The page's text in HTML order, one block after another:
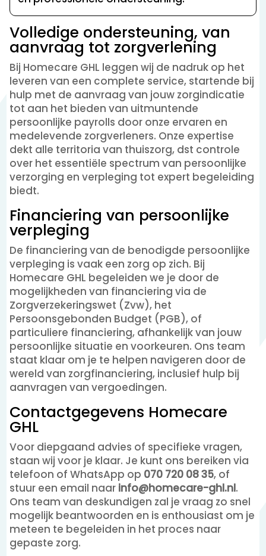
Volledige ondersteuning, van
aanvraag tot zorgverlening
Bij Homecare GHL leggen wij de nadruk op het
leveren van een complete service, startende bij
hulp met de aanvraag van jouw zorgindicatie
tot aan het bieden van uitmuntende
persoonlijke payrolls door onze ervaren en
medelevende zorgverleners. Onze expertise
dekt alle territoria van thuiszorg, dst controle
over het essentiële spectrum van persoonlijke
verzorging en verpleging tot expert begeleiding
biedt.
Financiering van persoonlijke
verpleging
De financiering van de benodigde persoonlijke
verpleging is vaak een zorg op zich. Bij
Homecare GHL begeleiden we je door de
mogelijkheden van financiering via de
Zorgverzekeringswet (Zvw), het
Persoonsgebonden Budget (PGB), of
particuliere financiering, afhankelijk van jouw
persoonlijke situatie en voorkeuren. Ons team
staat klaar om je te helpen navigeren door de
wereld van zorgfinanciering, inclusief hulp bij
aanvragen van vergoedingen.
Contactgegevens Homecare
GHL
Voor diepgaand advies of specifieke vragen,
staan wij voor je klaar. Je kunt ons bereiken via
telefoon of WhatsApp op 070 720 08 35, of
stuur een email naar info@homecare-ghl.nl.
Ons team van deskundigen zal je vraag zo snel
mogelijk beantwoorden en is enthousiast om je
meteen te begeleiden in het proces naar
gepaste zorg.